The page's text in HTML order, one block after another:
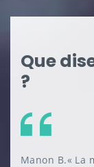
Que
?
Manon B.« La